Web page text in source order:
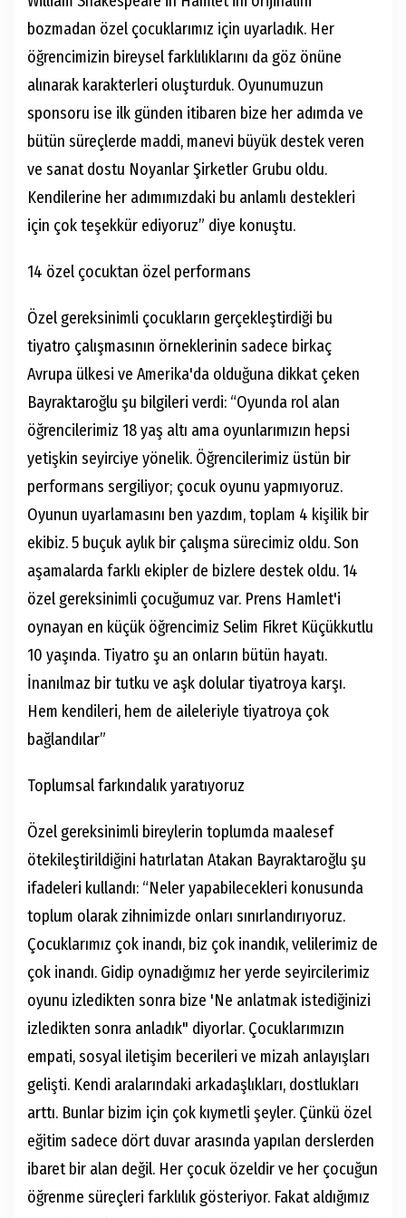
bozmadan özel çocuklarımız için uyarladık. Her
öğrencimizin bireysel farklılıklarını da göz önüne
alınarak karakterleri oluşturduk. Oyunumuzun
sponsoru ise ilk günden itibaren bize her adımda ve
bütün süreçlerde maddi, manevi büyük destek veren
ve sanat dostu Noyanlar Şirketler Grubu oldu.
Kendilerine her adımımızdaki bu anlamlı destekleri
için çok teşekkür ediyoruz” diye konuştu.
14 özel çocuktan özel performans
Özel gereksinimli çocukların gerçekleştirdiği bu
tiyatro çalışmasının örneklerinin sadece birkaç
Avrupa ülkesi ve Amerika'da olduğuna dikkat çeken
Bayraktaroğlu şu bilgileri verdi: “Oyunda rol alan
öğrencilerimiz 18 yaş altı ama oyunlarımızın hepsi
yetişkin seyirciye yönelik. Öğrencilerimiz üstün bir
performans sergiliyor; çocuk oyunu yapmıyoruz.
Oyunun uyarlamasını ben yazdım, toplam 4 kişilik bir
ekibiz. 5 buçuk aylık bir çalışma sürecimiz oldu. Son
aşamalarda farklı ekipler de bizlere destek oldu. 14
özel gereksinimli çocuğumuz var. Prens Hamlet'i
oynayan en küçük öğrencimiz Selim Fikret Küçükkutlu
10 yaşında. Tiyatro şu an onların bütün hayatı.
İnanılmaz bir tutku ve aşk dolular tiyatroya karşı.
Hem kendileri, hem de aileleriyle tiyatroya çok
bağlandılar”
Toplumsal farkındalık yaratıyoruz
Özel gereksinimli bireylerin toplumda maalesef
ötekileştirildiğini hatırlatan Atakan Bayraktaroğlu şu
ifadeleri kullandı: “Neler yapabilecekleri konusunda
toplum olarak zihnimizde onları sınırlandırıyoruz.
Çocuklarımız çok inandı, biz çok inandık, velilerimiz de
çok inandı. Gidip oynadığımız her yerde seyircilerimiz
oyunu izledikten sonra bize 'Ne anlatmak istediğinizi
izledikten sonra anladık" diyorlar. Çocuklarımızın
empati, sosyal iletişim becerileri ve mizah anlayışları
gelişti. Kendi aralarındaki arkadaşlıkları, dostlukları
arttı. Bunlar bizim için çok kıymetli şeyler. Çünkü özel
eğitim sadece dört duvar arasında yapılan derslerden
ibaret bir alan değil. Her çocuk özeldir ve her çocuğun
öğrenme süreçleri farklılık gösteriyor. Fakat aldığımız